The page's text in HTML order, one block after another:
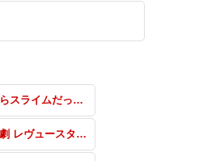
転生したらスライムだった件 RR・R・U・C・CR・CC
少女☆歌劇 レヴュースタァライト -Re LIVE- RR・R・U・C・CR・CC